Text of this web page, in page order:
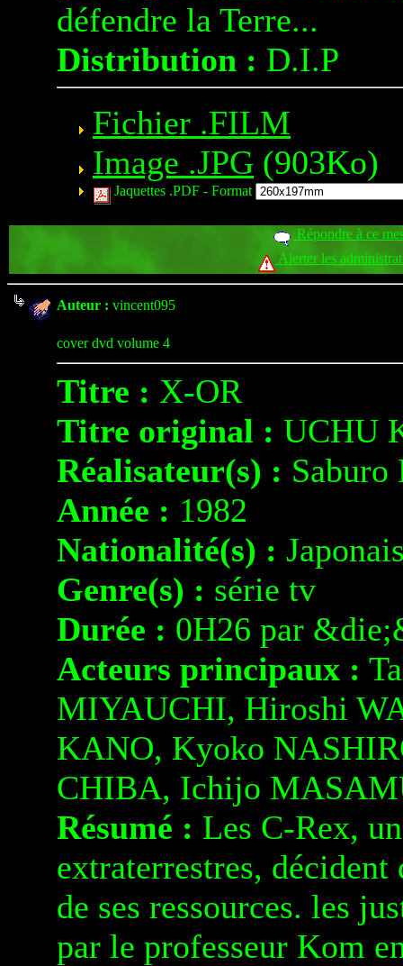
défendre la Terre...
Distribution : D.I.P
Fichier .FILM
Image .JPG (903Ko)
Jaquettes .PDF - Format
Répondre à ce
Alerter les
Auteur : vincent095
cover dvd volume 4
Titre : X-OR
Titre original : UCHU
Réalisateur(s) : Saburo
Année : 1982
Nationalité(s) :
Genre(s) : série tv
Durée : 0H26 par
Acteurs principaux :
MIYAUCHI, Hiroshi
KANO, Kyoko
CHIBA, Ichijo
Résumé : Les C-Rex,
extraterrestres,
de ses ressources. les
par le professeur Kom